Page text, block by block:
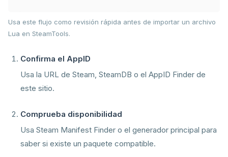
Usa este flujo como revisión rápida antes de importar un archivo
Lua en SteamTools.
Confirma el AppID
Usa la URL de Steam, SteamDB o el AppID Finder de
este sitio.
Comprueba disponibilidad
Usa Steam Manifest Finder o el generador principal para
saber si existe un paquete compatible.